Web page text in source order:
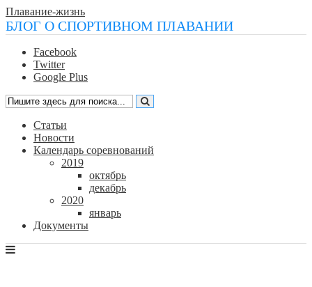
Плавание-жизнь
БЛОГ О СПОРТИВНОМ ПЛАВАНИИ
Facebook
Twitter
Google Plus
Статьи
Новости
Календарь соревнований
2019
октябрь
декабрь
2020
январь
Документы